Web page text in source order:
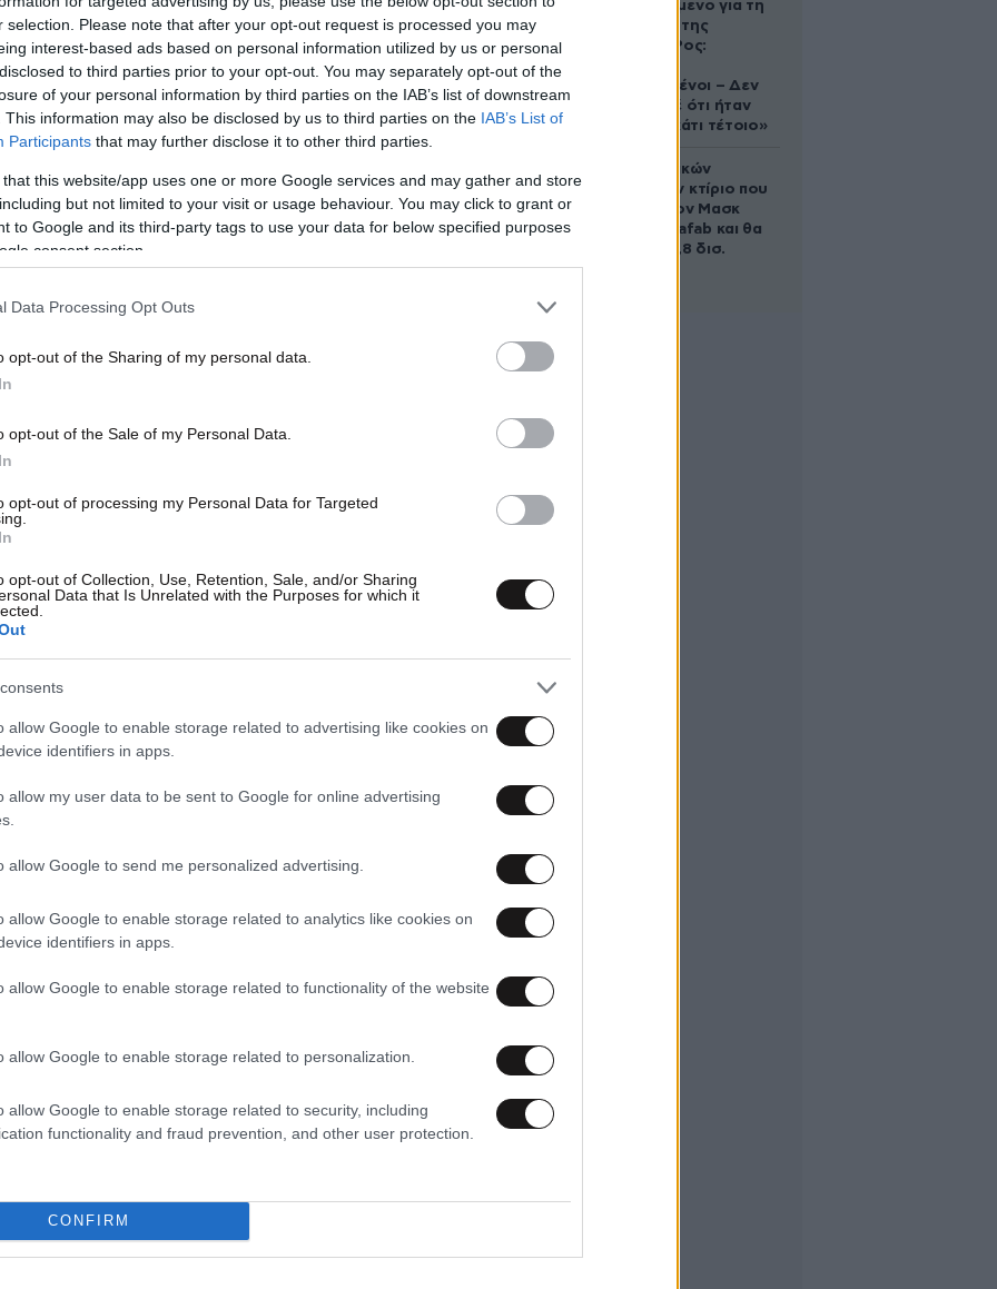
selection. Please note that after your opt-out request is processed you may
interest-based ads based on personal information utilized by us or personal
to third parties prior to your opt-out. You may separately opt-out of the
of your personal information by third parties on the IAB’s list of downstream
This information may also be disclosed by us to third parties on the IAB’s List of
Participants that may further disclose it to other third parties.
that this website/app uses one or more Google services and may gather and store
but not limited to your visit or usage behaviour. You may click to grant or
to Google and its third-party tags to use your data for below specified purposes
consent section.
Data Processing Opt Outs
opt-out of the Sharing of my personal data.
opt-out of the Sale of my Personal Data.
opt-out of processing my Personal Data for Targeted
opt-out of Collection, Use, Retention, Sale, and/or Sharing
Data that Is Unrelated with the Purposes for which it
allow Google to enable storage related to advertising like cookies on
identifiers in apps.
allow my user data to be sent to Google for online advertising
allow Google to send me personalized advertising.
allow Google to enable storage related to analytics like cookies on
identifiers in apps.
allow Google to enable storage related to functionality of the website
allow Google to enable storage related to personalization.
allow Google to enable storage related to security, including
functionality and fraud prevention, and other user protection.
CONFIRM
που είμαι Ελληνίδα και δέκτης ενός
για το μέλλον μου. Αγωνιώ για την τύχη
να καταδικαστούν σε οικονομικό,
Δεν θα σας ζητήσω πολλά. Απλά θα σας
και έργα».
κατηγορούμενο για τη
δολοφονία της
Ελίζαμπεθ Ρος:
συντετριμμένοι – Δεν
έδειξε ποτέ ότι ήταν
ικανός για κάτι τέτοιο»
Το φαραωνικών
διαστάσεων κτίριο που
χτίζει ο Έλον Μασκ
λέγεται Terafab και θα
κοστίσει 16,8 δισ.